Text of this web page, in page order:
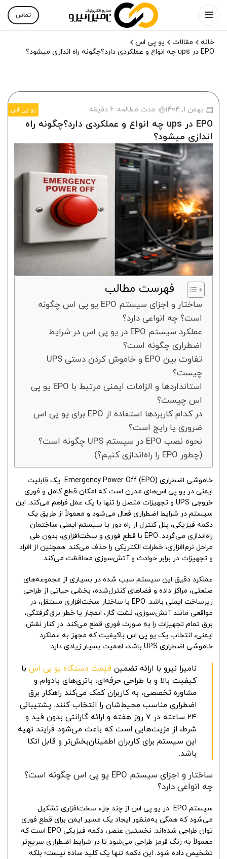
تماس
خانه مقالات
یو پی اس
EPO در ups چه انواع و عملکردی دارد؟چگونه راه اندازی میشود؟
بهمن 1, 1404 مدت مطالعه: 6 دقیقه یو پی اس
EPO در ups چه انواع و عملکردی دارد؟چگونه راه
اندازی میشود؟
فهرست مطالب
ساختار و اجزای سیستم EPO یو پی اس چگونه
است؟ چه انواعی دارد؟
عملکرد سیستم EPO در یو پی اس در شرایط
اضطراری چگونه است؟
تفاوت بین EPO و خاموش کردن دستی UPS
چیست؟
استانداردها و الزامات ایمنی مرتبط با EPO یو پی
اس چیست؟
در کدام کاربردها استفاده از EPO برای یو پی اس
ضروری یا رایج است؟
نحوه نصب EPO در سیستم UPS چگونه است؟
(چطور EPO را راه‌اندازی کنیم؟)
خاموشی اضطراری (EPO) Emergency Power Off یک قابلیت
ایمنی در یو پی اس‌های مدرن است که امکان قطع کامل و فوری
خروجی UPS و تجهیزات متصل را تنها با یک عمل فراهم می‌کند. این
سیستم در شرایط اضطراری فعال می‌شود و معمولاً از طریق یک
دکمه فیزیکی، پنل کنترل از راه دور یا سیستم ایمنی ساختمان
راه‌اندازی می‌گردد. EPO با قطع فوری و سخت‌افزاری، بدون طی
مراحل نرم‌افزاری، خطرات الکتریکی را حذف می‌کند. همچنین از افراد
و تجهیزات در برابر حوادث و آتش‌سوزی محافظت می‌کند.
عملکرد دقیق این سیستم سبب شده در بسیاری از مجموعه‌های
صنعتی، مراکز داده و فضاهای کنترل‌شده، بخشی حیاتی از طراحی
زیرساخت ایمنی باشد. EPO با ساختار سخت‌افزاری مستقل، در
مواقعی مانند آتش‌سوزی، نشت گاز، انفجار یا خطر برق‌گرفتگی،
برق تمام تجهیزات را به صورت فوری قطع می‌کند. در کنار نقش
ایمنی، انتخاب یک یو پی اس باکیفیت که مجهز به عملکرد
خاموشی اضطراری UPS باشد، اهمیت بسیار زیادی دارد.
نامیرا نیرو با ارائه تضمین قیمت دستگاه یو پی اس با
کیفیت بالا و با طراحی حرفه‌ای، باتری‌های بادوام و
مشاوره تخصصی، به کاربران کمک می‌کند راهکار برق
اضطراری مناسب محیط‌شان را انتخاب کنند. پشتیبانی
24 ساعته در 7 روز هفته و ارائه گارانتی بدون قید و
شرط، از مزیت‌هایی است که باعث می‌شود فرایند تهیه
این سیستم برای کاربران اطمینان‌بخش‌تر و قابل اتکا
باشد.
ساختار و اجزای سیستم EPO یو پی اس چگونه است؟
چه انواعی دارد؟
سیستم EPO در یو پی اس از چند جزء سخت‌افزاری تشکیل
می‌شود که همگی به‌منظور ایجاد یک مسیر ایمن برای قطع فوری
توان طراحی شده‌اند. نخستین عنصر، دکمه فیزیکی EPO است که
معمولاً به رنگ قرمز طراحی می‌شود تا در شرایط اضطراری سریع‌تر
تشخیص داده شود. این دکمه تنها یک کلید ساده نیست؛ بلکه